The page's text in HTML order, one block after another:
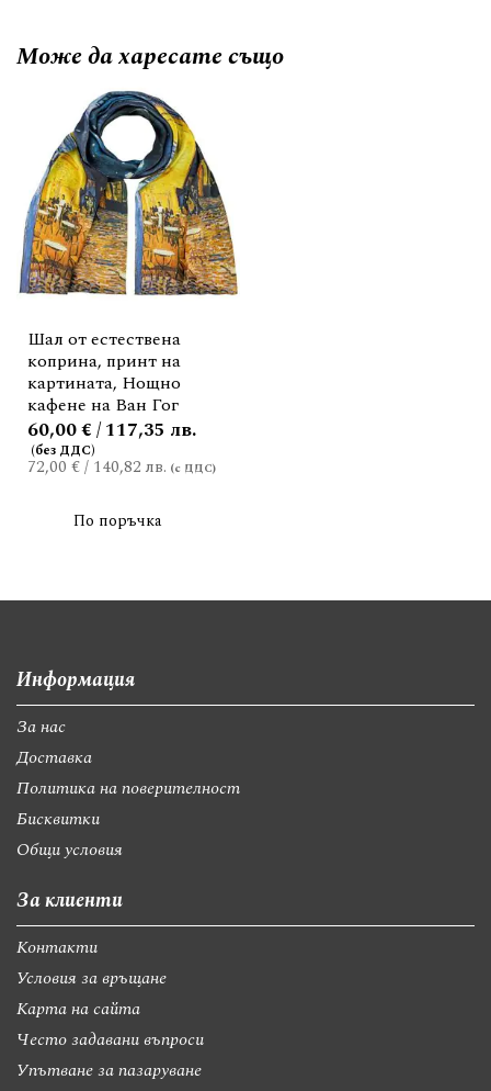
Може дахаресате също
Шал от естествена
коприна, принт на
картината, Нощно
кафене на Ван Гог
72,00 €/ 140,82 лв.
60,00 € / 117,35 лв.
По поръчка
Информация
За нас
Доставка
Политика на поверителност
Бисквитки
Общи условия
За клиенти
Контакти
Условия за връщане
Карта на сайта
Често задавани въпроси
Упътване за пазаруване